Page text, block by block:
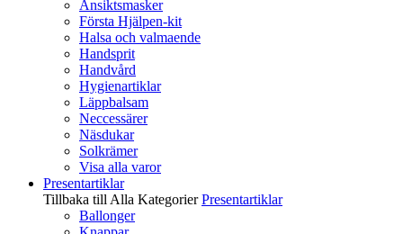
Ansiktsmasker
Första Hjälpen-kit
Halsa och valmaende
Handsprit
Handvård
Hygienartiklar
Läppbalsam
Neccessärer
Näsdukar
Solkrämer
Visa alla varor
Presentartiklar
Tillbaka till Alla Kategorier Presentartiklar
Ballonger